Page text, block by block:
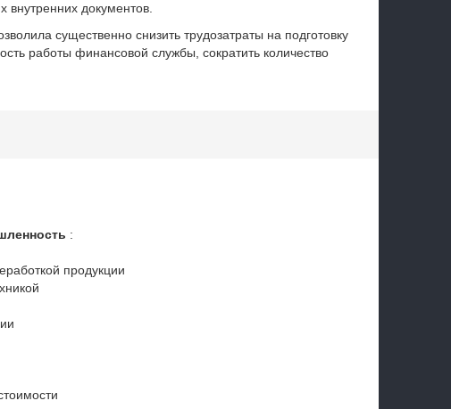
внутренних документов.
существенно снизить трудозатраты на подготовку
работы финансовой службы, сократить количество
:
продукции